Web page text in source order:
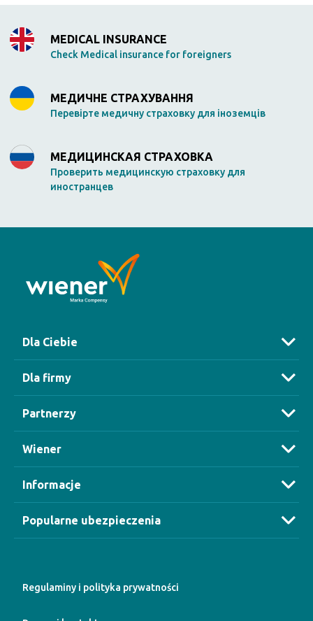
MEDICAL INSURANCE
Check Medical insurance for foreigners
МЕДИЧНЕ СТРАХУВАННЯ
Перевірте медичну страховку для іноземців
МЕДИЦИНСКАЯ СТРАХОВКА
Проверить медицинскую страховку для
иностранцев
Dla Ciebie
Dla firmy
Partnerzy
Wiener
Informacje
Popularne ubezpieczenia
Regulaminy i polityka prywatności